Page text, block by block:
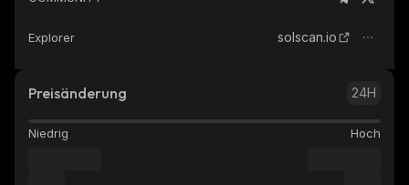
Explorer solscan.io
Preisänderung 24H
Niedrig Hoch